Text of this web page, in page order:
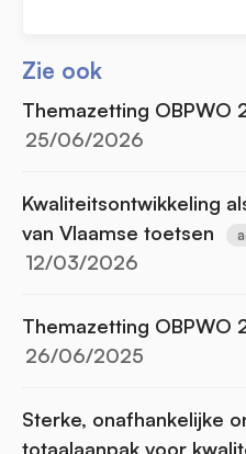
Zie ook
Themazetting OBPWO
25/06/2026
Kwaliteitsontwikkeling
van Vlaamse toetsen
12/03/2026
Themazetting OBPWO
26/06/2025
Sterke, onafhankelijke
totaalaanpak voor